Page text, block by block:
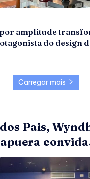
por amplitude
do design
Carregar mais
Pais,